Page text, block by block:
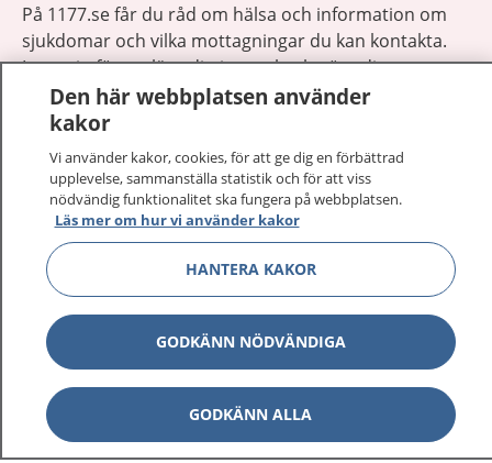
På 1177.se får du råd om hälsa och information om
sjukdomar och vilka mottagningar du kan kontakta.
Logga in för att läsa din journal och göra dina
vårdärenden. Ring telefonnummer 1177 för
sjukvårdsrådgivning dygnet runt.
1177 ger dig råd när du vill må bättre.
1177 på flera språk Visa
Om 1177 Visa
Kontakt Visa
Den här webbplatsen använder
kakor
Vi använder kakor, cookies, för att ge dig en förbättrad
upplevelse, sammanställa statistik och för att viss
nödvändig funktionalitet ska fungera på webbplatsen.
Läs mer om hur vi använder kakor
HANTERA KAKOR
GODKÄNN NÖDVÄNDIGA
GODKÄNN ALLA